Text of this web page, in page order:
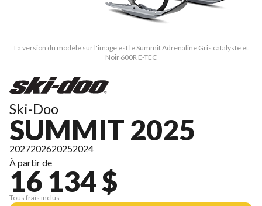
La version du modèle sur l'image est le Summit Adrenaline Gris catalyste et
Noir 600R E-TEC
Ski-Doo
SUMMIT 2025
2027202620252024
À partir de
16 134 $
Tous frais inclus